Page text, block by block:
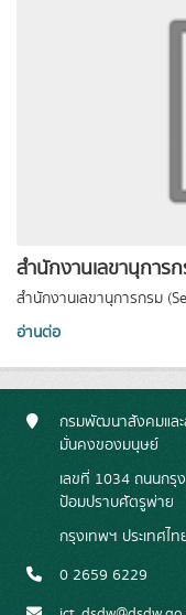
สำนักงานเลขานุการ
สำนักงานเลขานุการกรม
อ่านต่อ
กรมพัฒนาสังคมแล
มั่นคงของมนุษย์
เลขที่ 1034 ถนนกรุ
ป้อมปราบศัตรูพ่าย
กรุงเทพฯ ประเทศไ
0 2659 6229